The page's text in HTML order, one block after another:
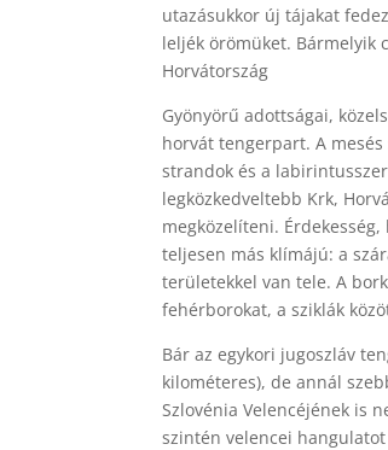
utazásukkor új tájakat
leljék örömüket. Bármelyik
Horvátország
Gyönyörű adottságai,
horvát tengerpart. A
strandok és a
legközkedveltebb Krk,
megközelíteni.
teljesen más klímájú: a
területekkel van tele. A
fehérborokat, a sziklák
Bár az egykori jugoszláv
kilométeres), de annál
Szlovénia Velencéjének is
szintén velencei